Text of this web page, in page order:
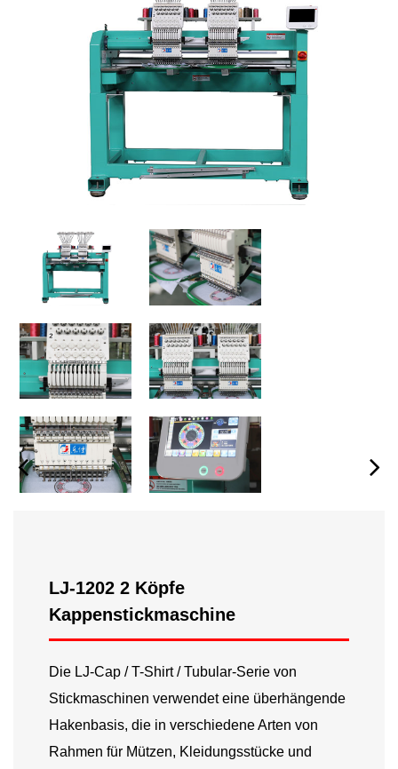
LJ-1202 2 Köpfe
Kappenstickmaschine
Die LJ-Cap / T-Shirt / Tubular-Serie von
Stickmaschinen verwendet eine überhängende
Hakenbasis, die in verschiedene Arten von
Rahmen für Mützen, Kleidungsstücke und